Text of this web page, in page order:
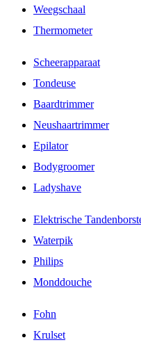
Weegschaal
Thermometer
Scheerapparaat
Tondeuse
Baardtrimmer
Neushaartrimmer
Epilator
Bodygroomer
Ladyshave
Elektrische
Waterpik
Philips
Monddouche
Fohn
Krulset